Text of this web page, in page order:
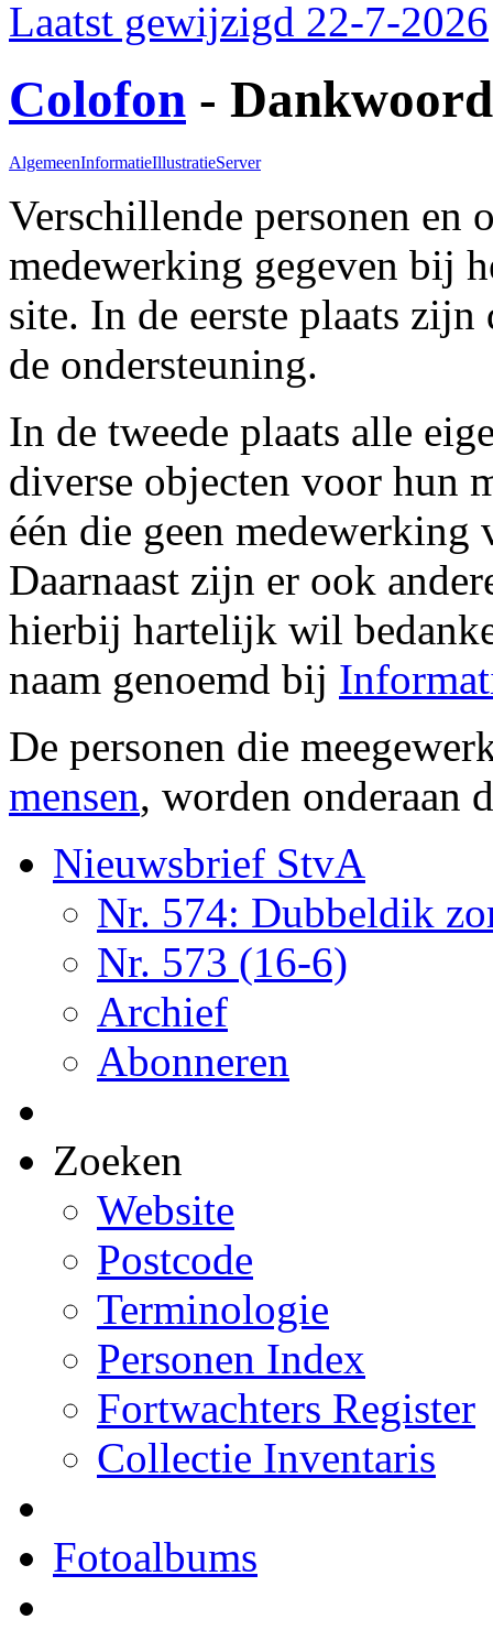
Laatst gewijzigd 22-7-2026
Colofon - Dankwoord
AlgemeenInformatieIllustratieServer
Verschillende personen en
medewerking gegeven bij
site. In de eerste plaats
de ondersteuning.
In de tweede plaats alle
diverse objecten voor hun
één die geen medewerking
Daarnaast zijn er ook
hierbij hartelijk wil
naam genoemd bij
De personen die
mensen, worden onderaan
Nieuwsbrief StvA
Nr. 574: Dubbeldik
Nr. 573 (16-6)
Archief
Abonneren
Zoeken
Website
Postcode
Terminologie
Personen Index
Fortwachters Register
Collectie Inventaris
Fotoalbums